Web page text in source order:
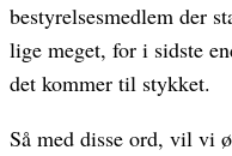
bestyrelsesmedlem der
lige meget, for i sidste
det kommer til stykket.
Så med disse ord, vil vi